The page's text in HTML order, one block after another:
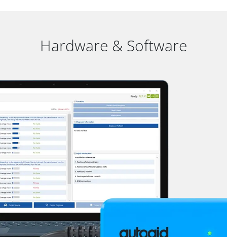
Hardware & Software